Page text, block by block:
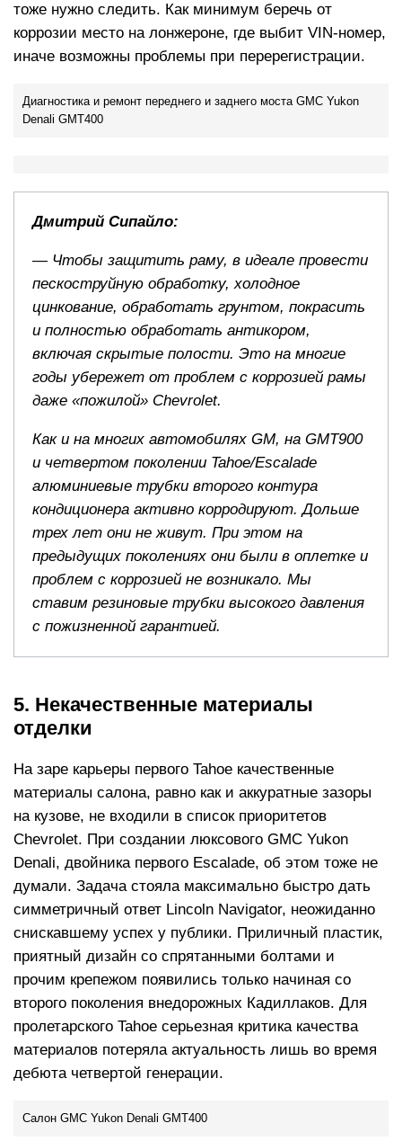
тоже нужно следить. Как минимум беречь от
коррозии место на лонжероне, где выбит VIN-номер,
иначе возможны проблемы при перерегистрации.
Диагностика и ремонт переднего и заднего моста GMC Yukon
Denali GMT400
Дмитрий Сипайло:
— Чтобы защитить раму, в идеале провести
пескоструйную обработку, холодное
цинкование, обработать грунтом, покрасить
и полностью обработать антикором,
включая скрытые полости. Это на многие
годы убережет от проблем с коррозией рамы
даже «пожилой» Chevrolet.
Как и на многих автомобилях GM, на GMT900
и четвертом поколении Tahoe/Escalade
алюминиевые трубки второго контура
кондиционера активно корродируют. Дольше
трех лет они не живут. При этом на
предыдущих поколениях они были в оплетке и
проблем с коррозией не возникало. Мы
ставим резиновые трубки высокого давления
с пожизненной гарантией.
5. Некачественные материалы
отделки
На заре карьеры первого Tahoe качественные
материалы салона, равно как и аккуратные зазоры
на кузове, не входили в список приоритетов
Chevrolet. При создании люксового GMC Yukon
Denali, двойника первого Escalade, об этом тоже не
думали. Задача стояла максимально быстро дать
симметричный ответ Lincoln Navigator, неожиданно
снискавшему успех у публики. Приличный пластик,
приятный дизайн со спрятанными болтами и
прочим крепежом появились только начиная со
второго поколения внедорожных Кадиллаков. Для
пролетарского Tahoe серьезная критика качества
материалов потеряла актуальность лишь во время
дебюта четвертой генерации.
Салон GMC Yukon Denali GMT400